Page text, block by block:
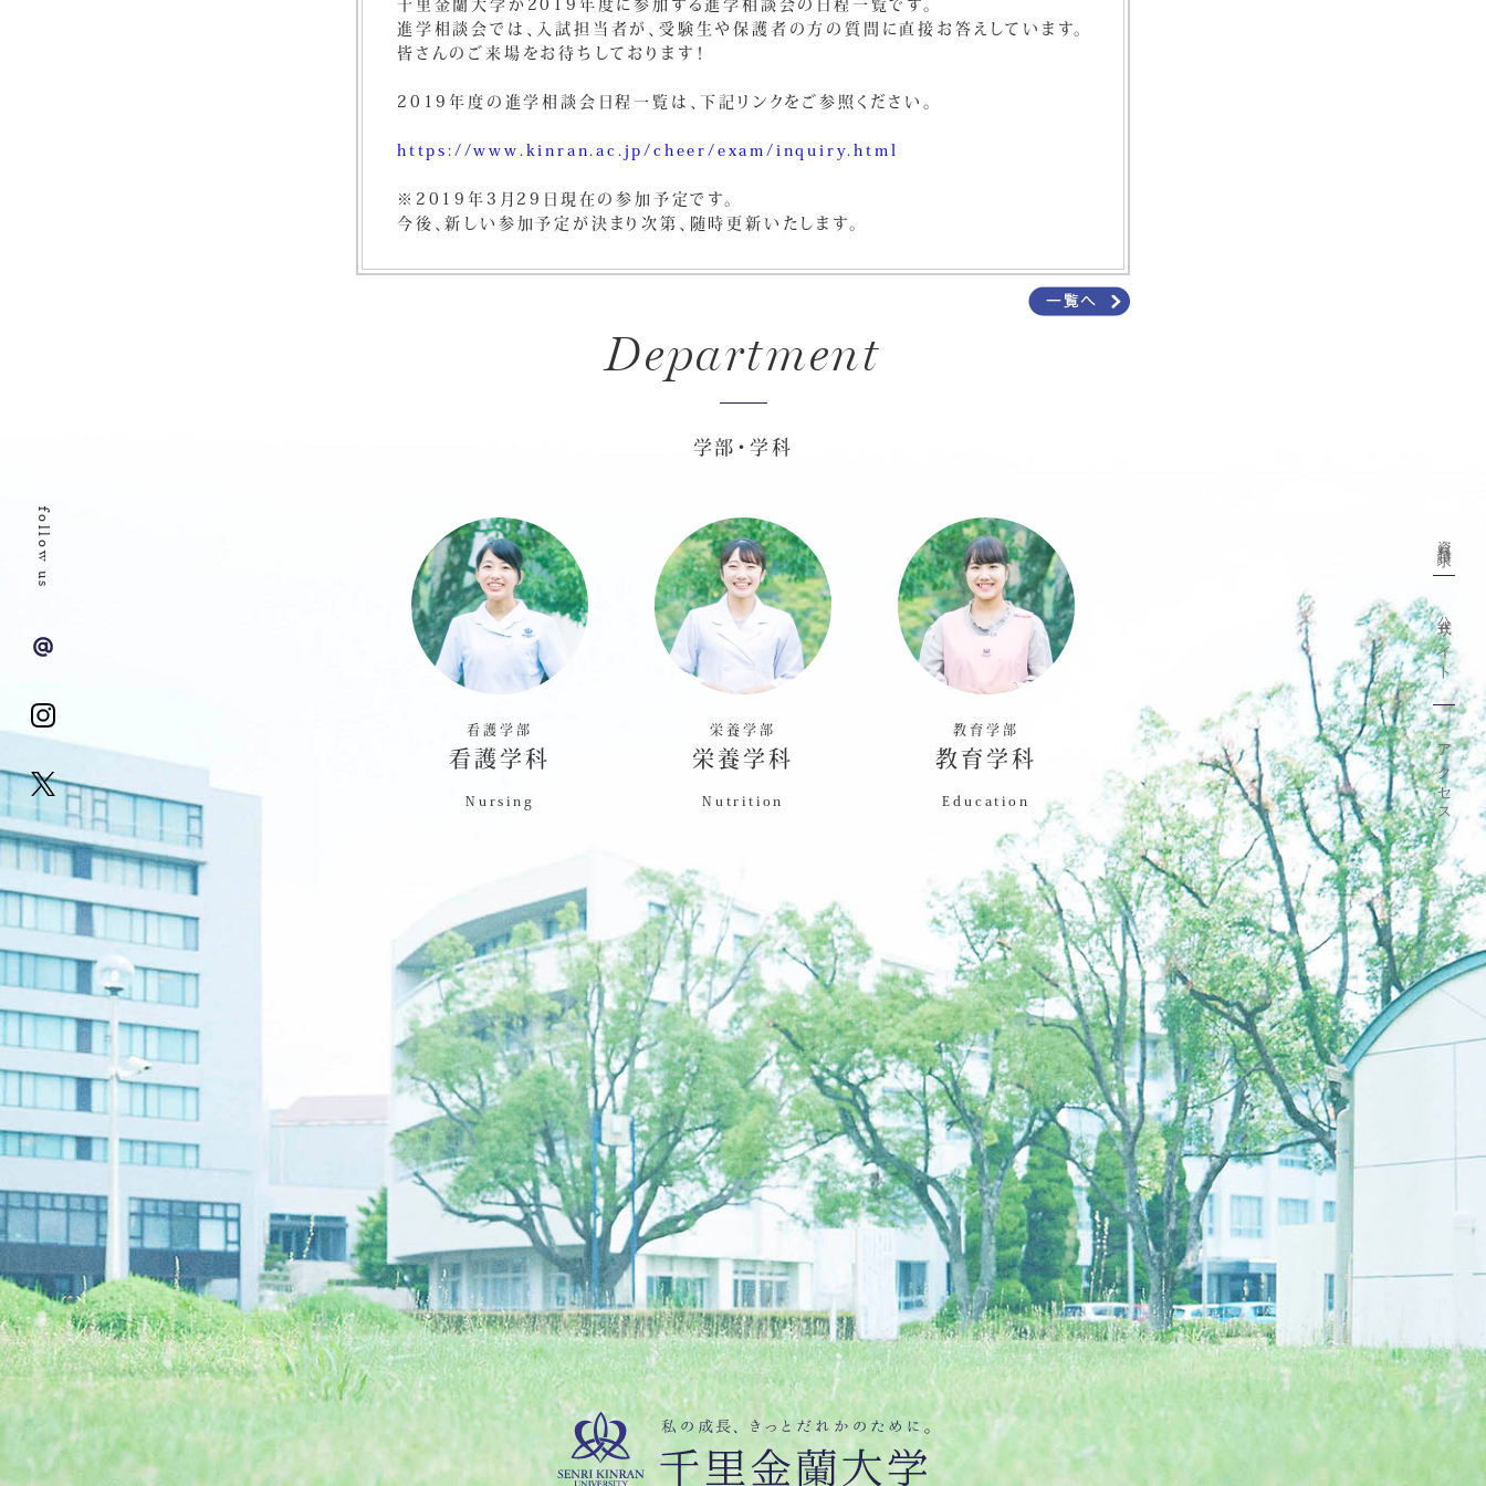
follow us 資料請求
公式サイト
アクセス
進学相談会では、入試担当者が、受験生や保護者の方の質問に直接お答えしています。
皆さんのご来場をお待ちしております！
2019年度の進学相談会日程一覧は、下記リンクをご参照ください。
https://www.kinran.ac.jp/cheer/exam/inquiry.html
※2019年3月29日現在の参加予定です。
今後、新しい参加予定が決まり次第、随時更新いたします。
Department
学部・学科
看護学部
看護学科
Nursing
栄養学部
栄養学科
Nutrition
教育学部
教育学科
Education